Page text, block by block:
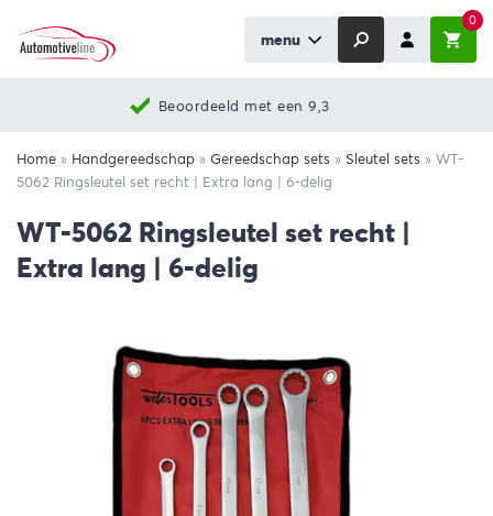
menu
0
Beoordeeld met een 9,3
Home » Handgereedschap » Gereedschap sets » Sleutel sets » WT-
5062 Ringsleutel set recht | Extra lang | 6-delig
WT-5062 Ringsleutel set recht |
Extra lang | 6-delig